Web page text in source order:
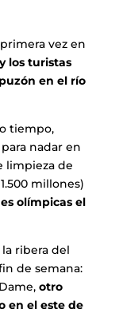
vez en
los turistas
en el río
tiempo,
nadar en
limpieza de
millones)
olímpicas el
ribera del
de semana:
otro
en el este de